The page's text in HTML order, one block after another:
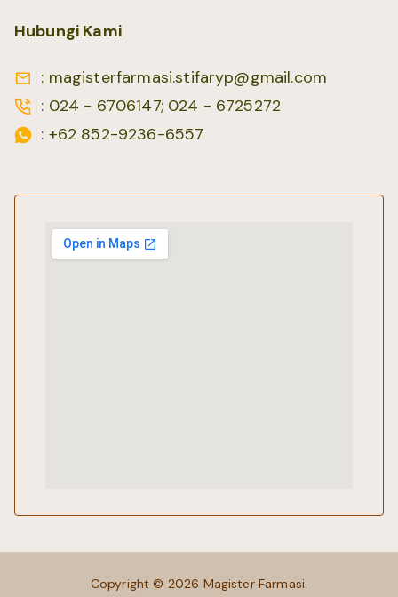
Hubungi Kami
: magisterfarmasi.stifaryp@gmail.com
: 024 - 6706147; 024 - 6725272
: +62 852-9236-6557
Copyright © 2026 Magister Farmasi.